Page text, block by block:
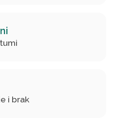
i brak